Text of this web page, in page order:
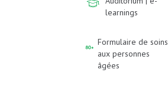
learnings
Formulaire de soins
aux personnes
âgées